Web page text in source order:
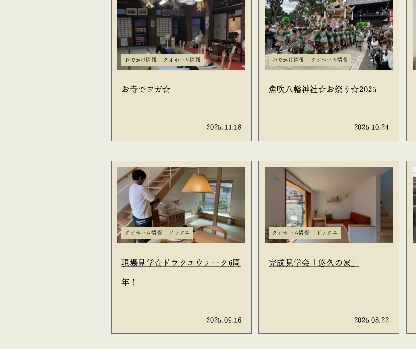
おでかけ情報 クオホーム情報
お寺でヨガ☆
2025.11.18
おでかけ情報 クオホーム情報
魚吹八幡神社☆お祭り☆2025
2025.10.24
クオホーム情報 ドラクエ
現場見学☆ドラクエウォーク6周
年！
2025.09.16
クオホーム情報 ドラクエ
完成見学会「悠久の家」
2025.08.22